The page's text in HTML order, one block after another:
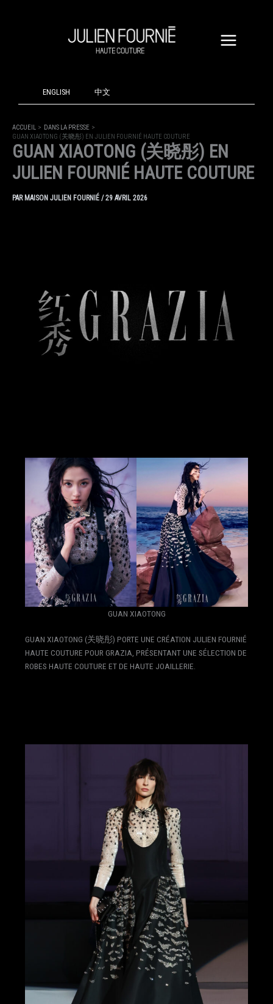
ENGLISH 中文
ACCUEIL
DANS LA PRESSE
GUAN XIAOTONG (关晓彤) EN JULIEN FOURNIÉ HAUTE COUTURE
GUAN XIAOTONG (关晓彤) EN
JULIEN FOURNIÉ HAUTE COUTURE
PAR MAISON JULIEN FOURNIÉ /29 AVRIL 2026
GUAN XIAOTONG
GUAN XIAOTONG (关晓彤) PORTE UNE CRÉATION JULIEN FOURNIÉ
HAUTE COUTURE POUR GRAZIA, PRÉSENTANT UNE SÉLECTION DE
ROBES HAUTE COUTURE ET DE HAUTE JOAILLERIE.